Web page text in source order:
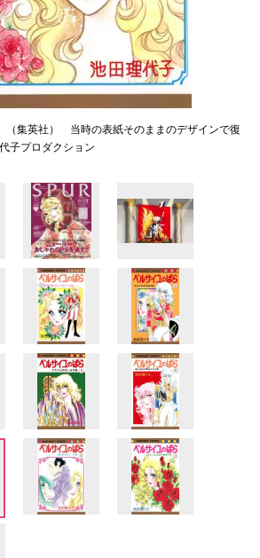
（集英社） 当時の表紙そのままのデザインで復
子プロダクション